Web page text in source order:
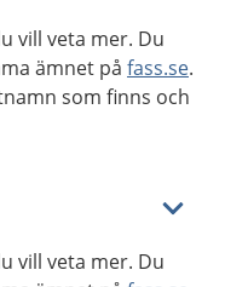
vill veta mer. Du
ämnet på fass.se.
som finns och
vill veta mer. Du